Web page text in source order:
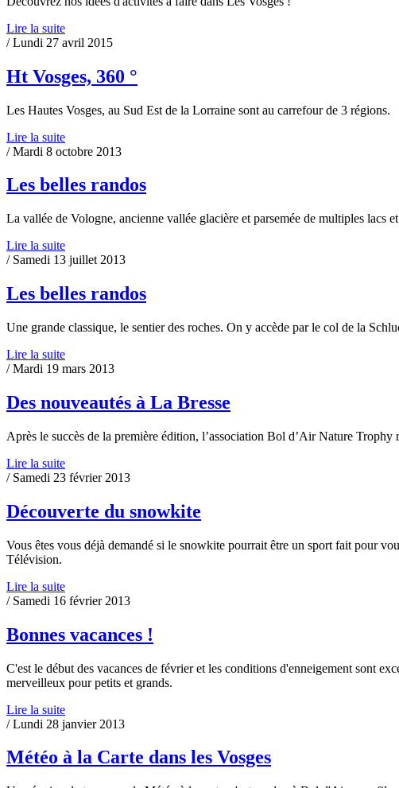
Lire la suite
/ Lundi 27 avril 2015
Ht Vosges, 360 °
Les Hautes Vosges, au Sud Est de la Lorraine sont au carrefour de 3 régions.
Lire la suite
/ Mardi 8 octobre 2013
Les belles randos
La vallée de Vologne, ancienne vallée glacière et parsemée de multiples lacs
Lire la suite
/ Samedi 13 juillet 2013
Les belles randos
Une grande classique, le sentier des roches. On y accède par le col de la
Lire la suite
/ Mardi 19 mars 2013
Des nouveautés à La Bresse
Après le succès de la première édition, l’association Bol d’Air Nature
Lire la suite
/ Samedi 23 février 2013
Découverte du snowkite
Vous êtes vous déjà demandé si le snowkite pourrait être un sport fait pour
Télévision.
Lire la suite
/ Samedi 16 février 2013
Bonnes vacances !
C'est le début des vacances de février et les conditions d'enneigement sont
merveilleux pour petits et grands.
Lire la suite
/ Lundi 28 janvier 2013
Météo à la Carte dans les Vosges